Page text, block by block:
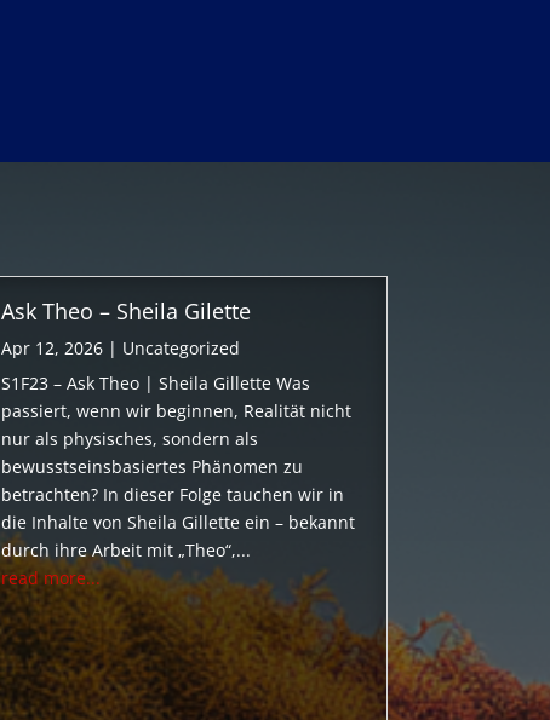
Ask Theo – Sheila Gilette
Apr 12, 2026 | Uncategorized
S1F23 – Ask Theo | Sheila Gillette Was
passiert, wenn wir beginnen, Realität nicht
nur als physisches, sondern als
bewusstseinsbasiertes Phänomen zu
betrachten? In dieser Folge tauchen wir in
die Inhalte von Sheila Gillette ein – bekannt
durch ihre Arbeit mit „Theo“,...
read more...